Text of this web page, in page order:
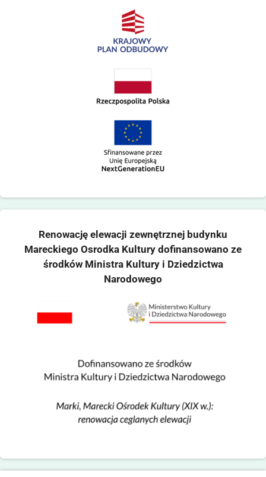
Renowację elewacji zewnętrznej budynku
Mareckiego Osrodka Kultury dofinansowano ze
środków Ministra Kultury i Dziedzictwa
Narodowego